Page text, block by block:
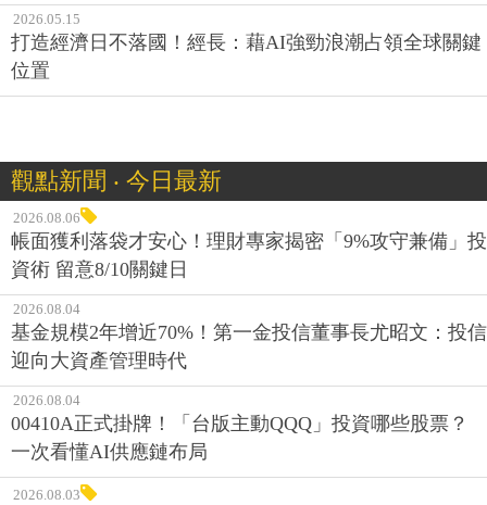
2026.05.15
打造經濟日不落國！經長：藉AI強勁浪潮占領全球關鍵
位置
觀點新聞 ‧ 今日最新
2026.08.06
帳面獲利落袋才安心！理財專家揭密「9%攻守兼備」投
資術 留意8/10關鍵日
2026.08.04
基金規模2年增近70%！第一金投信董事長尤昭文：投信
迎向大資產管理時代
2026.08.04
00410A正式掛牌！「台版主動QQQ」投資哪些股票？
一次看懂AI供應鏈布局
2026.08.03